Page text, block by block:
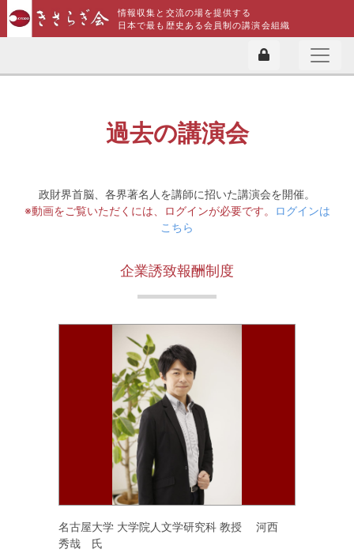
情報収集と交流の場を提供する
日本で最も歴史ある会員制の講演会組織
過去の講演会
政財界首脳、各界著名人を講師に招いた講演会を開催。
※動画をご覧いただくには、ログインが必要です。
ログインは
こちら
企業誘致報酬制度
名古屋大学 大学院人文学研究科 教授 河西
秀哉 氏